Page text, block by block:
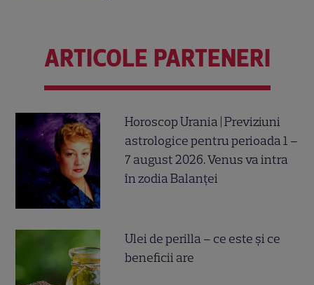
ARTICOLE PARTENERI
Horoscop Urania | Previziuni
astrologice pentru perioada 1 –
7 august 2026. Venus va intra
în zodia Balanței
Ulei de perilla – ce este și ce
beneficii are